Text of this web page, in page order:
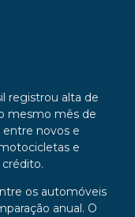
registrou alta de
mesmo mês de
entre novos e
e
os automóveis
anual. O